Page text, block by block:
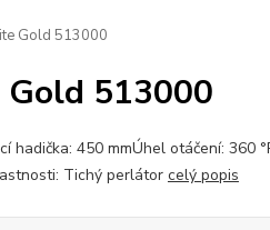
Gold 513000
Gold 513000
hadička: 450 mmÚhel otáčení: 360
Tichý perlátor celý popis